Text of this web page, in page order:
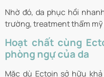
Nhờ đó, da phục hồi
trường, treatment thẩm mỹ
Hoạt chất cùng
phòng ngự của da
Mặc dù Ectoin sở hữu